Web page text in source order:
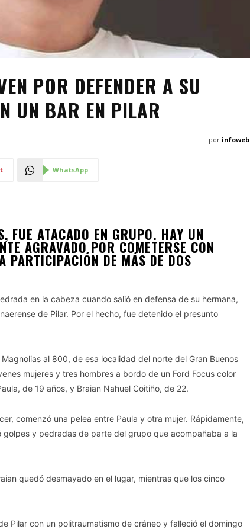
POR DEFENDER A SU
UN BAR EN PILAR
por infoweb
WhatsApp
FUE ATACADO EN GRUPO. HAY UN
AGRAVADO POR COMETERSE CON
PARTICIPACIÓN DE MÁS DE DOS
en la cabeza cuando salió en defensa de su hermana,
de Pilar. Por el hecho, fue detenido el presunto
al 800, de esa localidad del norte del Gran Buenos
mujeres y tres hombres a bordo de un Ford Focus color
de 19 años, y Braian Nahuel Coitiño, de 22.
comenzó una pelea entre Paula y otra mujer. Rápidamente,
y pedradas de parte del grupo que acompañaba a la
quedó desmayado en el lugar, mientras que los cinco
Pilar con un politraumatismo de cráneo y falleció el domingo